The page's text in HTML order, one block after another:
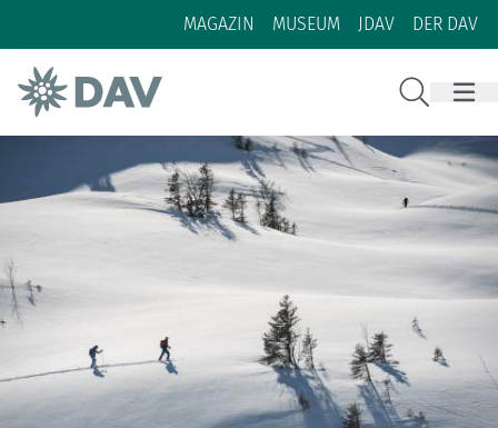
Zum Inhalt
Zur Footer-Navigation
MAGAZIN MUSEUM JDAV DER DAV